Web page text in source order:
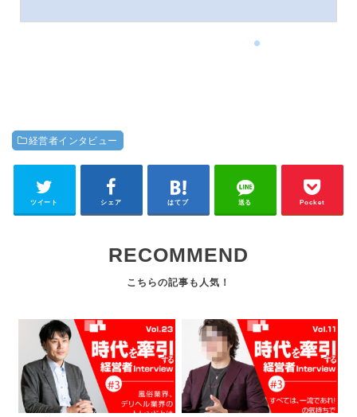
【PR】最強講師の開業セミナーはこちら
経営者インタビュー
ツイート シェア はてブ 送る Pocket
RECOMMEND